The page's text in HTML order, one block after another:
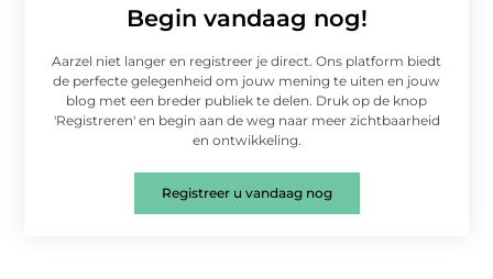
Begin vandaag nog!
Aarzel niet langer en registreer je direct. Ons platform biedt
de perfecte gelegenheid om jouw mening te uiten en jouw
blog met een breder publiek te delen. Druk op de knop
'Registreren' en begin aan de weg naar meer zichtbaarheid
en ontwikkeling.
Registreer u vandaag nog